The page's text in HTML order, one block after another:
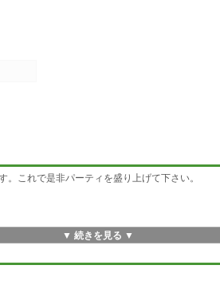
。これで是非パーティを盛り上げて下さい。
▼ 続きを見る ▼